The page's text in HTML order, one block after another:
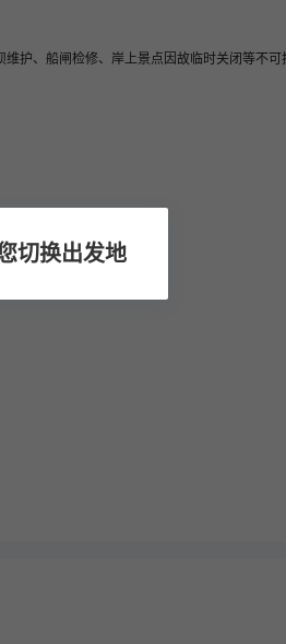
护、船闸检修、岸上景点因故临时关闭等不
切换出发地